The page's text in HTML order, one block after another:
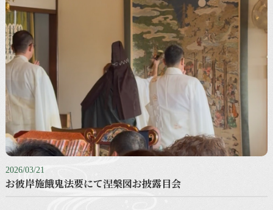
2026/03/21
お彼岸施餓鬼法要にて涅槃図お披露目会